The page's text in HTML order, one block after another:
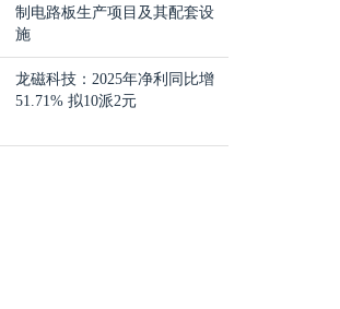
制电路板生产项目及其配套设
施
龙磁科技：2025年净利同比增
51.71% 拟10派2元